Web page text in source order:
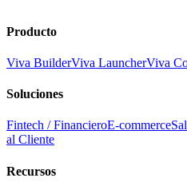
Producto
Viva BuilderViva LauncherViva
Soluciones
Fintech / FinancieroE-commerce
al Cliente
Recursos